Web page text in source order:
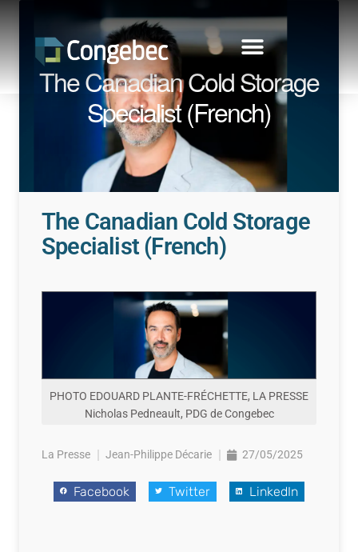
The Canadian Cold Storage
Specialist (French)
The Canadian Cold Storage
Specialist (French)
PHOTO EDOUARD PLANTE-FRÉCHETTE, LA PRESSE
Nicholas Pedneault, PDG de Congebec
La Presse Jean-Philippe Décarie 27/05/2025
Facebook Twitter LinkedIn